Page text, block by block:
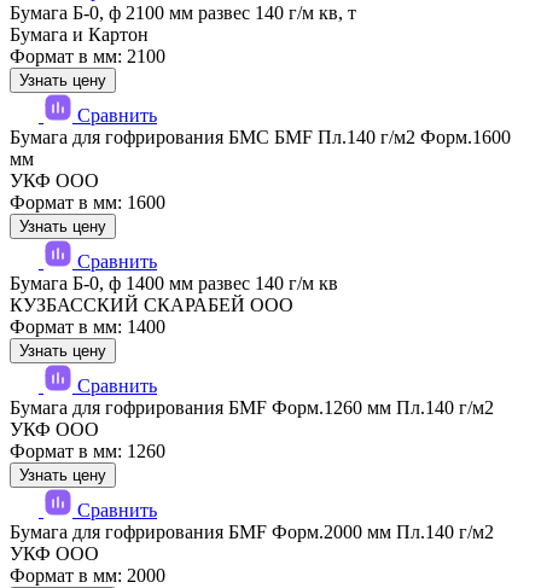
Бумага Б-0, ф 2100 мм развес 140 г/м кв, т
Бумага и Картон
Формат в мм: 2100
Узнать цену
Сравнить
Бумага для гофрирования БМС БМF Пл.140 г/м2 Форм.1600
мм
УКФ ООО
Формат в мм: 1600
Узнать цену
Сравнить
Бумага Б-0, ф 1400 мм развес 140 г/м кв
КУЗБАССКИЙ СКАРАБЕЙ ООО
Формат в мм: 1400
Узнать цену
Сравнить
Бумага для гофрирования БМF Форм.1260 мм Пл.140 г/м2
УКФ ООО
Формат в мм: 1260
Узнать цену
Сравнить
Бумага для гофрирования БМF Форм.2000 мм Пл.140 г/м2
УКФ ООО
Формат в мм: 2000